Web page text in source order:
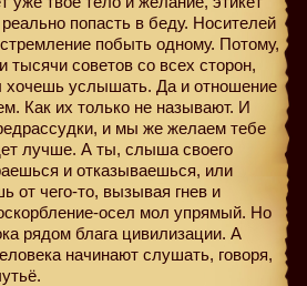
попасть в беду. Носителей
побыть одному. Потому,
тысячи советов со всех сторон,
хочешь услышать. Да и отношение
Как их только не называют. И
и мы же желаем тебе
лучше. А ты, слыша своего
и отказываешься, или
от чего-то, вызывая гнев и
осел мол упрямый. Но
рядом блага цивилизации. А
начинают слушать, говоря,